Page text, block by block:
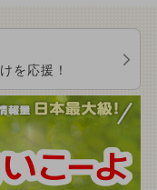
を応援！